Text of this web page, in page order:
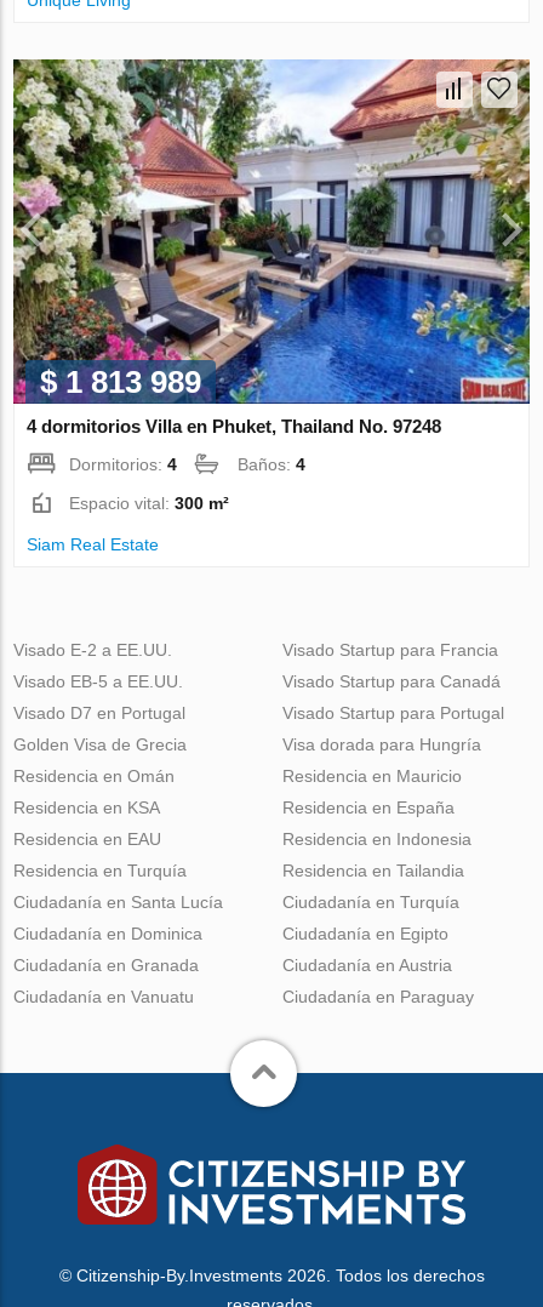
$ 1 813 989
4 dormitorios Villa en Phuket, Thailand No. 97248
Dormitorios:4 Baños:4
Espacio vital:300 m²
Siam Real Estate
Visado E-2 a EE.UU.
Visado EB-5 a EE.UU.
Visado D7 en Portugal
Golden Visa de Grecia
Visado Startup para Francia
Visado Startup para Canadá
Visado Startup para Portugal
Visa dorada para Hungría
Residencia en Omán
Residencia en KSA
Residencia en EAU
Residencia en Turquía
Residencia en Mauricio
Residencia en España
Residencia en Indonesia
Residencia en Tailandia
Ciudadanía en Santa Lucía
Ciudadanía en Dominica
Ciudadanía en Granada
Ciudadanía en Vanuatu
Ciudadanía en Turquía
Ciudadanía en Egipto
Ciudadanía en Austria
Ciudadanía en Paraguay
© Citizenship-By.Investments 2026. Todos los derechos